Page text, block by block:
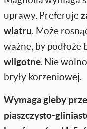
uprawy. Preferuje
wiatru. Może
ważne, by podłoże
wilgotne. Nie
bryły korzeniowej.
Wymaga gleby
piaszczysto-